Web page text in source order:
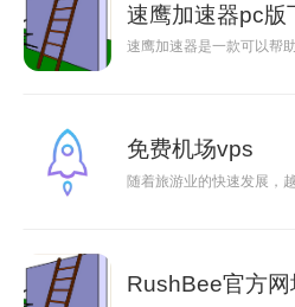
速鹰加速器pc版
速鹰加速器是一款可以帮
免费机场vps
随着旅游业的快速发展，
RushBee官方网